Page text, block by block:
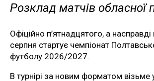
Розклад матчів обласної
Офіційно п’ятнадцятого, а
серпня стартує чемпіонат
футболу 2026/2027.
В турнірі за новим форматом візьме